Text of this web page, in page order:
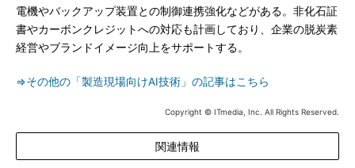
電機やバックアップ装置との制御連携強化などがある。非化石証
書やカーボンクレジットへの対応も計画しており、企業の脱炭素
経営やブランドイメージ向上をサポートする。
⇒その他の「製造現場向けAI技術」の記事はこちら
Copyright © ITmedia, Inc. All Rights Reserved.
関連情報